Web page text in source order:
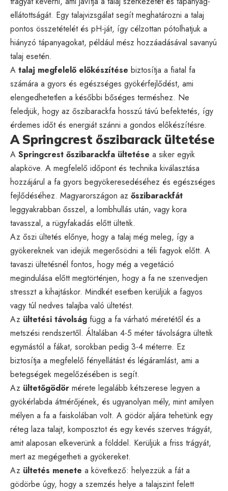
ellátottságát. Egy talajvizsgálat segít meghatározni a talaj
pontos összetételét és pH-ját, így célzottan pótolhatjuk a
hiányzó tápanyagokat, például mész hozzáadásával savanyú
talaj esetén.
A talaj megfelelő előkészítése biztosítja a fiatal fa
számára a gyors és egészséges gyökérfejlődést, ami
elengedhetetlen a későbbi bőséges terméshez. Ne
feledjük, hogy az őszibarackfa hosszú távú befektetés, így
érdemes időt és energiát szánni a gondos előkészítésre.
A Springcrest őszibarack ültetése
A Springcrest őszibarackfa ültetése a siker egyik
alapköve. A megfelelő időpont és technika kiválasztása
hozzájárul a fa gyors begyökeresedéséhez és egészséges
fejlődéséhez. Magyarországon az őszibarackfát
leggyakrabban ősszel, a lombhullás után, vagy kora
tavasszal, a rügyfakadás előtt ültetik.
Az őszi ültetés előnye, hogy a talaj még meleg, így a
gyökereknek van idejük megerősödni a téli fagyok előtt. A
tavaszi ültetésnél fontos, hogy még a vegetáció
megindulása előtt megtörténjen, hogy a fa ne szenvedjen
stresszt a kihajtáskor. Mindkét esetben kerüljük a fagyos
vagy túl nedves talajba való ültetést.
Az ültetési távolság függ a fa várható méretétől és a
metszési rendszertől. Általában 4-5 méter távolságra ültetik
egymástól a fákat, sorokban pedig 3-4 méterre. Ez
biztosítja a megfelelő fényellátást és légáramlást, ami a
betegségek megelőzésében is segít.
Az ültetőgödör mérete legalább kétszerese legyen a
gyökérlabda átmérőjének, és ugyanolyan mély, mint amilyen
mélyen a fa a faiskolában volt. A gödör aljára tehetünk egy
réteg laza talajt, komposztot és egy kevés szerves trágyát,
amit alaposan elkeverünk a földdel. Kerüljük a friss trágyát,
mert az megégetheti a gyökereket.
Az ültetés menete a következő: helyezzük a fát a
gödörbe úgy, hogy a szemzés helye a talajszint felett